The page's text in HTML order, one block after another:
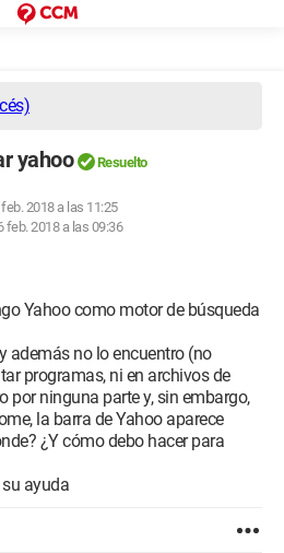
yahoo Resuelto
2018 a las 11:25
feb. 2018 a las 09:36
Yahoo como motor de búsqueda
además no lo encuentro (no
programas, ni en archivos de
por ninguna parte y, sin embargo,
la barra de Yahoo aparece
¿Y cómo debo hacer para
ayuda